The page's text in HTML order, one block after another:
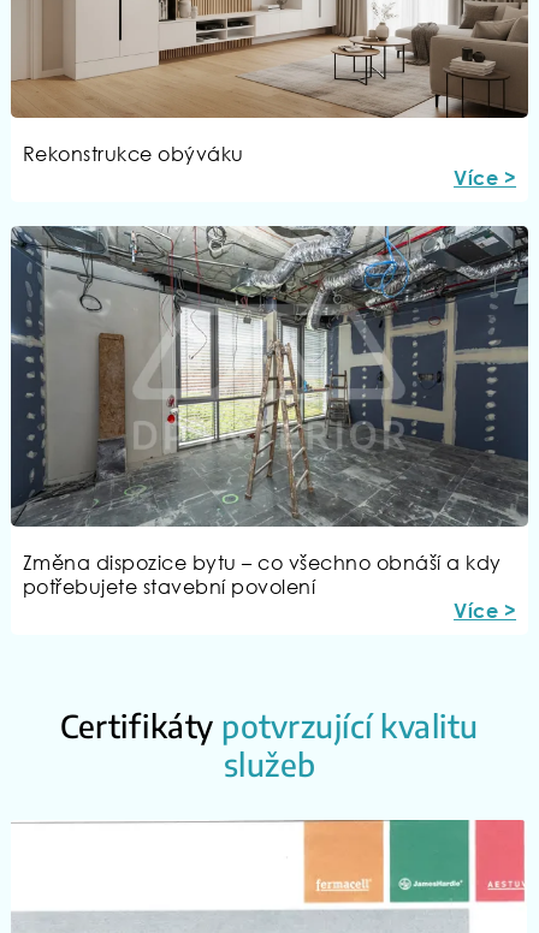
Rekonstrukce obýváku
Více >
Změna dispozice bytu – co všechno obnáší a kdy
potřebujete stavební povolení
Více >
Certifikáty potvrzující kvalitu
služeb